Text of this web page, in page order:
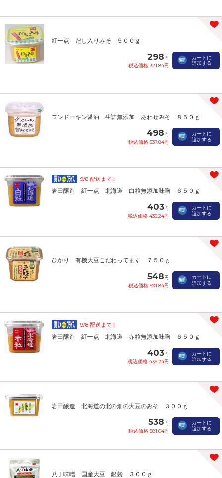
紅一点 だし入りみそ ５００ｇ
298円
税込価格 321.84円
カートに
追加する
フンドーキン醤油 生詰無添加 あわせみそ ８５０ｇ
498円
税込価格 537.84円
カートに
追加する
9/8 配送まで！
岩田醸造 紅一点 北海道 白粒無添加味噌 ６５０ｇ
403円
税込価格 435.24円
カートに
追加する
ひかり 有機大豆こだわってます ７５０ｇ
548円
税込価格 591.84円
カートに
追加する
9/8 配送まで！
岩田醸造 紅一点 北海道 赤粒無添加味噌 ６５０ｇ
403円
税込価格 435.24円
カートに
追加する
岩田醸造 北海道の北の畑の大豆のみそ ３００ｇ
538円
税込価格 581.04円
カートに
追加する
八丁味噌 国産大豆 銀袋 ３００ｇ